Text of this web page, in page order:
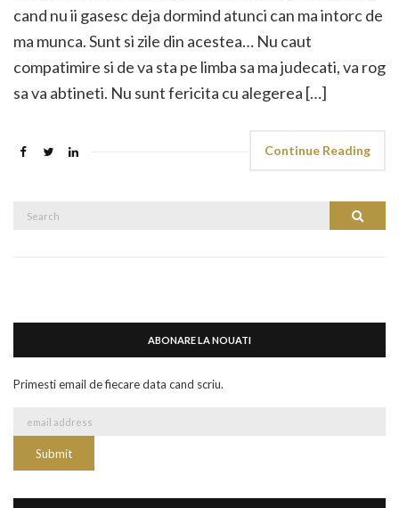
cand nu ii gasesc deja dormind atunci can ma intorc de
ma munca. Sunt si zile din acestea… Nu caut
compatimire si de va sta pe limba sa ma judecati, va rog
sa va abtineti. Nu sunt fericita cu alegerea […]
Continue Reading
Search
ABONARE LA NOUATI
Primesti email de fiecare data cand scriu.